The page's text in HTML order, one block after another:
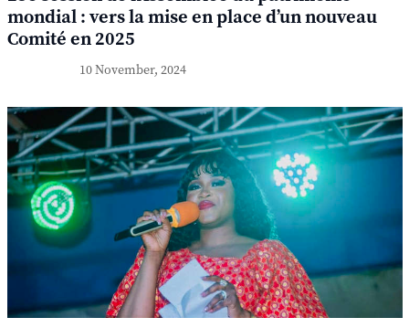
mondial : vers la mise en place d’un nouveau
Comité en 2025
10 November, 2024